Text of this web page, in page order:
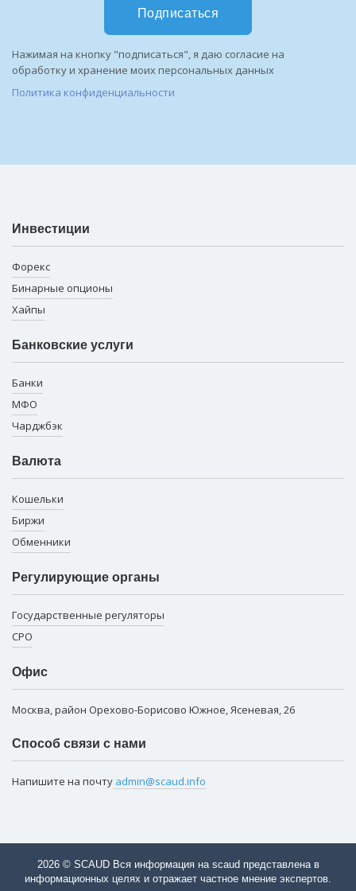
Подписаться
Нажимая на кнопку "подписаться", я даю согласие на
обработку и хранение моих персональных данных
Политика конфиденциальности
Инвестиции
Форекс
Бинарные опционы
Хайпы
Банковские услуги
Банки
МФО
Чарджбэк
Валюта
Кошельки
Биржи
Обменники
Регулирующие органы
Государственные регуляторы
СРО
Офис
Москва, район Орехово-Борисово Южное, Ясеневая, 26
Способ связи с нами
Напишите на почту admin@scaud.info
2026 © SCAUD Вся информация на scaud представлена в
информационных целях и отражает частное мнение экспертов.